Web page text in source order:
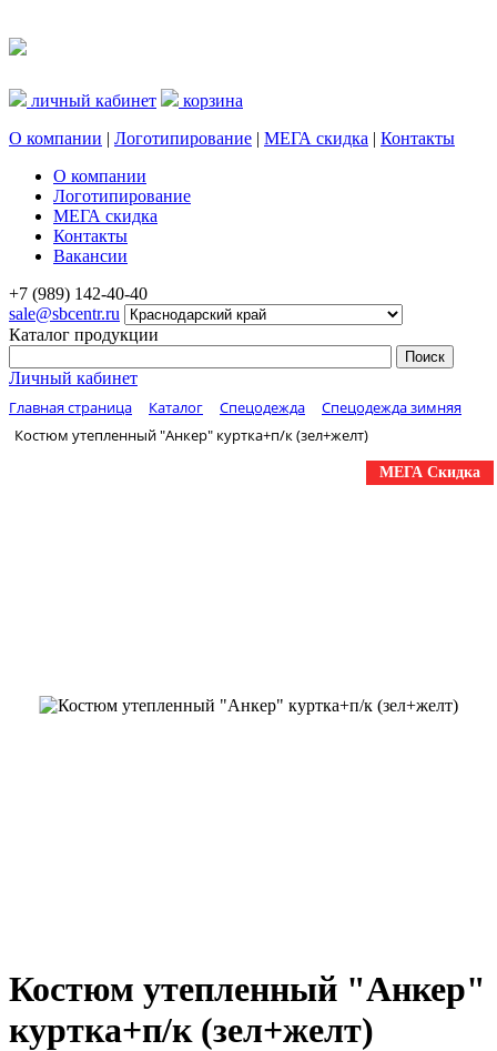
личный кабинет
корзина
О компании | Логотипирование | МЕГА скидка | Контакты
О компании
Логотипирование
МЕГА скидка
Контакты
Вакансии
+7 (989) 142-40-40
sale@sbcentr.ru
Каталог продукции
Личный кабинет
Главная страница Каталог Спецодежда
Спецодежда зимняя
Костюм утепленный "Анкер" куртка+п/к (зел+желт)
МЕГА Скидка
Костюм утепленный "Анкер"
куртка+п/к (зел+желт)